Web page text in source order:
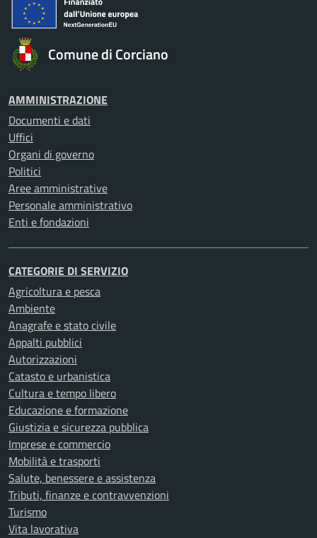
Comune di Corciano
AMMINISTRAZIONE
Documenti e dati
Uffici
Organi di governo
Politici
Aree amministrative
Personale amministrativo
Enti e fondazioni
CATEGORIE DI SERVIZIO
Agricoltura e pesca
Ambiente
Anagrafe e stato civile
Appalti pubblici
Autorizzazioni
Catasto e urbanistica
Cultura e tempo libero
Educazione e formazione
Giustizia e sicurezza pubblica
Imprese e commercio
Mobilità e trasporti
Salute, benessere e assistenza
Tributi, finanze e contravvenzioni
Turismo
Vita lavorativa